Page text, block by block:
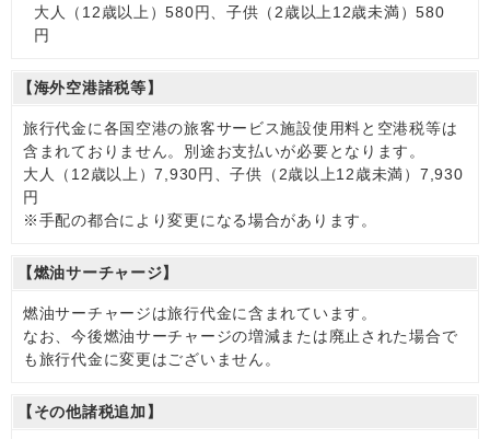
大人（12歳以上）580円、子供（2歳以上12歳未満）580
円
【海外空港諸税等】
旅行代金に各国空港の旅客サービス施設使用料と空港税等は
含まれておりません。別途お支払いが必要となります。
大人（12歳以上）7,930円、子供（2歳以上12歳未満）7,930
円
※手配の都合により変更になる場合があります。
【燃油サーチャージ】
燃油サーチャージは旅行代金に含まれています。
なお、今後燃油サーチャージの増減または廃止された場合で
も旅行代金に変更はございません。
【その他諸税追加】